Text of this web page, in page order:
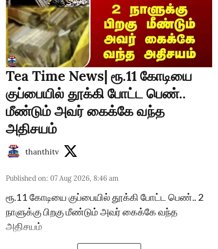
Tea Time News| ரூ.11 கோடியை
குப்பையில் தூக்கி போட்ட பெண்..
மீண்டும் அவர் கைக்கே வந்த
அதிசயம்
thanthitv
Published on: 07 Aug 2026, 8:46 am
ரூ.11 கோடியை குப்பையில் தூக்கி போட்ட பெண்.. 2
நாளுக்கு பிறகு மீண்டும் அவர் கைக்கே வந்த
அதிசயம்